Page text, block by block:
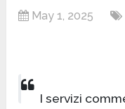
May 1, 2025
I servizi